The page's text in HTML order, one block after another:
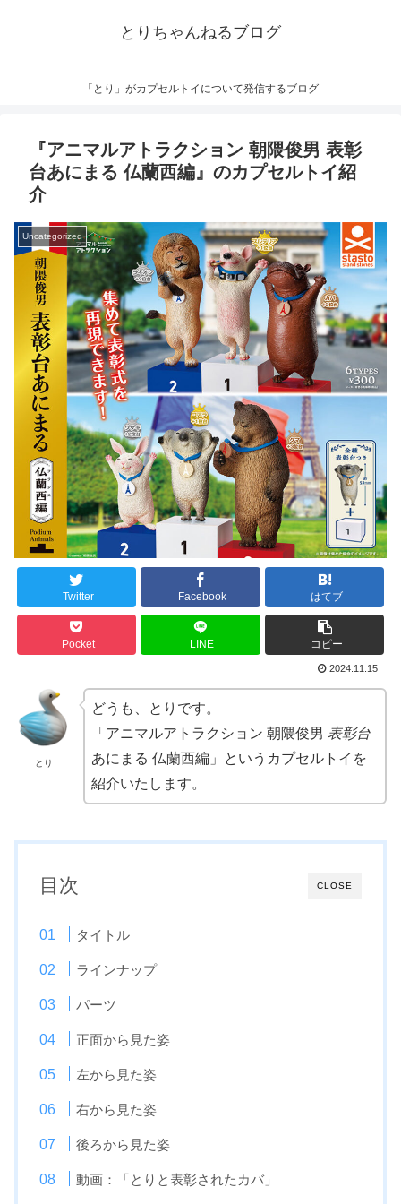
とりちゃんねるブログ
「とり」がカプセルトイについて発信するブログ
『アニマルアトラクション 朝隈俊男 表彰
台あにまる 仏蘭西編』のカプセルトイ紹
介
Uncategorized
Twitter Facebook はてブ
Pocket LINE コピー
2024.11.15
とり
どうも、とりです。
「アニマルアトラクション 朝隈俊男 表彰台
あにまる 仏蘭西編」というカプセルトイを
紹介いたします。
CLOSE
目次
タイトル
ラインナップ
パーツ
正面から見た姿
左から見た姿
右から見た姿
後ろから見た姿
動画：「とりと表彰されたカバ」